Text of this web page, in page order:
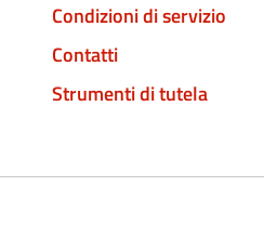
Condizioni di servizio
Contatti
Strumenti di tutela